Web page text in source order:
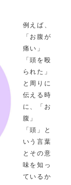
例えば、
「お腹が
痛い」
「頭を殴
られた」
と周りに
伝える時
に、「お
腹」
「頭」と
いう言葉
とその意
味を知っ
ているか